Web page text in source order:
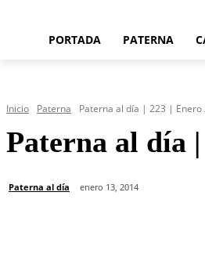
PORTADA PATERNA
Inicio Paterna Paterna al día | 223 | Enero
Paterna al día
Paterna al día enero 13, 2014